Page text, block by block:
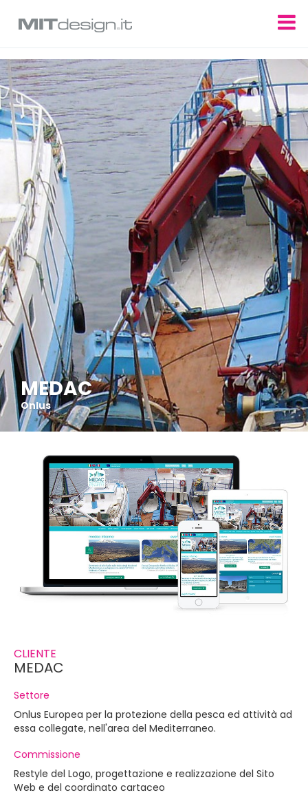
MEDAC
Onlus
CLIENTE
MEDAC
Settore
Onlus Europea per la protezione della pesca ed attività ad
essa collegate, nell'area del Mediterraneo.
Commissione
Restyle del Logo, progettazione e realizzazione del Sito
Web e del coordinato cartaceo